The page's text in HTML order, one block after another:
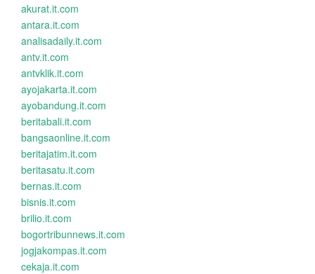
akurat.it.com
antara.it.com
analisadaily.it.com
antv.it.com
antvklik.it.com
ayojakarta.it.com
ayobandung.it.com
beritabali.it.com
bangsaonline.it.com
beritajatim.it.com
beritasatu.it.com
bernas.it.com
bisnis.it.com
brilio.it.com
bogortribunnews.it.com
jogjakompas.it.com
cekaja.it.com